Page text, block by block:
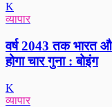
K
व्यापार
वर्ष 2043 तक भारत
होगा चार गुना : बोइंग
K
व्यापार